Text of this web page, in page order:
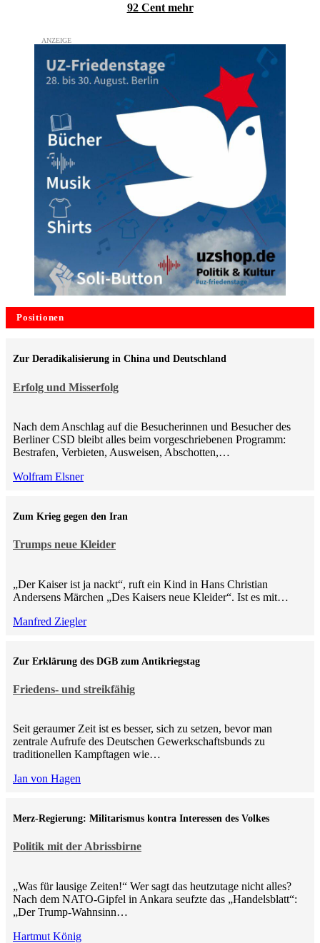
92 Cent mehr
Positionen
Erfolg und Misserfolg
Zur Deradikalisierung in China und Deutschland
Nach dem Anschlag auf die Besucherinnen und Besucher des
Berliner CSD bleibt alles beim vorgeschriebenen Programm:
Bestrafen, Verbieten, Ausweisen, Abschotten,…
Wolfram Elsner
Trumps neue Kleider
Zum Krieg gegen den Iran
„Der Kaiser ist ja nackt“, ruft ein Kind in Hans Christian
Andersens Märchen „Des Kaisers neue Kleider“. Ist es mit…
Manfred Ziegler
Friedens- und streikfähig
Zur Erklärung des DGB zum Antikriegstag
Seit geraumer Zeit ist es besser, sich zu setzen, bevor man
zentrale Aufrufe des Deutschen Gewerkschaftsbunds zu
traditionellen Kampftagen wie…
Jan von Hagen
Politik mit der Abrissbirne
Merz-Regierung: Militarismus kontra Inte­ressen des Volkes
„Was für lausige Zeiten!“ Wer sagt das heutzutage nicht alles?
Nach dem NATO-Gipfel in Ankara seufzte das „Handelsblatt“:
„Der Trump-Wahnsinn…
Hartmut König